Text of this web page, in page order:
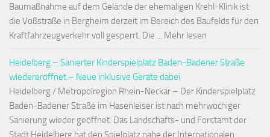
Baumaßnahme auf dem Gelände der ehemaligen Krehl-Klinik ist
die Voßstraße in Bergheim derzeit im Bereich des Baufelds für den
Kraftfahrzeugverkehr voll gesperrt. Die ... Mehr lesen
Heidelberg – Sanierter Kinderspielplatz Baden-Badener Straße
wiedereröffnet – Neue inklusive Geräte dabei
Heidelberg / Metropolregion Rhein-Neckar – Der Kinderspielplatz
Baden-Badener Straße im Hasenleiser ist nach mehrwöchiger
Sanierung wieder geöffnet. Das Landschafts- und Forstamt der
Stadt Heidelberg hat den Spielplatz nahe der Internationalen ...